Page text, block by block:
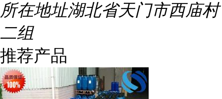
所在地址湖北省天门市西庙村
二组
推荐产品